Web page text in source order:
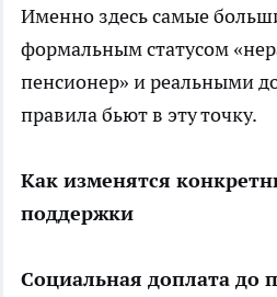
Именно здесь самые
формальным статусом
пенсионер» и реальными
правила бьют в эту точку.
Как изменятся
поддержки
Социальная доплата до